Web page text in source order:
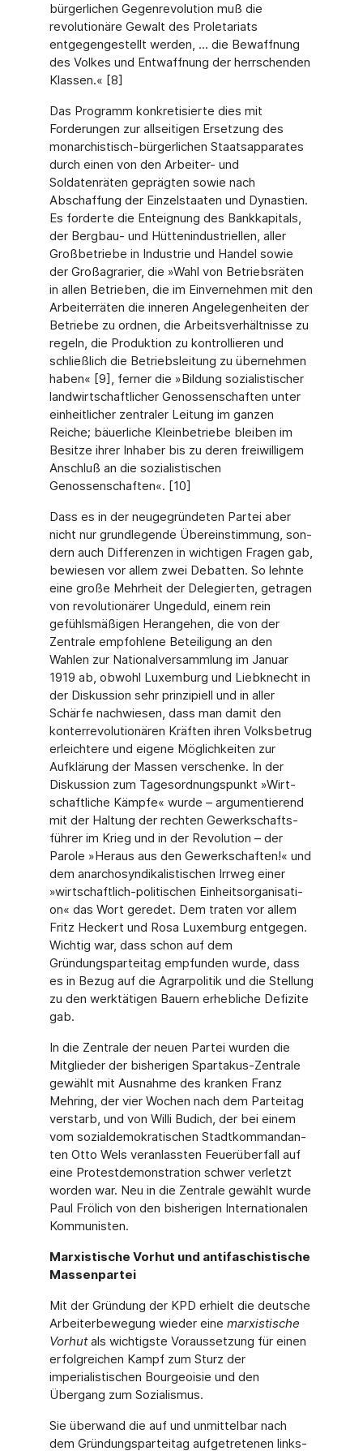
bürgerlichen Gegen­revolution muß die
revolutionäre Gewalt des Proletariats
entgegengestellt werden, ... die Bewaffnung
des Volkes und Entwaffnung der herrschenden
Klassen.« [8]
Das Programm konkretisierte dies mit
Forderungen zur allseitigen Ersetzung des
monar­chistisch-bürgerlichen Staatsapparates
durch einen von den Arbeiter- und
Soldatenräten geprägten sowie nach
Abschaffung der Einzelstaaten und Dynastien.
Es forderte die Ent­eignung des Bankkapitals,
der Bergbau- und Hüttenindustriellen, aller
Großbetriebe in In­dustrie und Handel sowie
der Großagrarier, die »Wahl von Betriebsräten
in allen Betrieben, die im Einvernehmen mit den
Arbeiterräten die inneren Angelegenheiten der
Betriebe zu ord­nen, die Arbeitsverhältnisse zu
regeln, die Produktion zu kontrollieren und
schließlich die Betriebsleitung zu übernehmen
haben« [9], ferner die »Bildung sozialistischer
landwirt­schaftlicher Genossenschaften unter
einheitlicher zentraler Leitung im ganzen
Reiche; bäuerliche Kleinbetriebe bleiben im
Besitze ihrer Inhaber bis zu deren freiwilligem
An­schluß an die so­zialistischen
Genossenschaften«. [10]
Dass es in der neugegründeten Partei aber
nicht nur grundlegende Übereinstimmung, son­
dern auch Differenzen in wichtigen Fragen gab,
bewiesen vor allem zwei Debatten. So lehnte
eine große Mehrheit der Delegierten, getragen
von revolutionärer Ungeduld, einem rein
gefühlsmäßigen Herangehen, die von der
Zentrale empfohlene Beteiligung an den
Wahlen zur Nationalversammlung im Januar
1919 ab, obwohl Luxemburg und Liebknecht in
der Diskussion sehr prinzipiell und in aller
Schärfe nachwiesen, dass man damit den
konterrevolutionären Kräften ihren Volksbetrug
erleichtere und eigene Möglichkeiten zur
Aufklärung der Massen verschenke. In der
Diskussion zum Tagesordnungspunkt »Wirt­
schaftliche Kämpfe« wurde – argumentierend
mit der Haltung der rechten Gewerkschafts­
führer im Krieg und in der Revolution – der
Parole »Heraus aus den Gewerkschaften!« und
dem anarchosyndikalistischen Irrweg einer
»wirtschaftlich-politischen Einheitsorganisati­
on« das Wort geredet. Dem traten vor allem
Fritz Heckert und Rosa Luxemburg entgegen.
Wichtig war, dass schon auf dem
Gründungsparteitag empfunden wurde, dass
es in Bezug auf die Agrarpolitik und die Stellung
zu den werktätigen Bauern erhebliche Defizite
gab.
In die Zentrale der neuen Partei wurden die
Mitglieder der bisherigen Spartakus-Zentrale
gewählt mit Ausnahme des kranken Franz
Mehring, der vier Wochen nach dem Parteitag
verstarb, und von Willi Budich, der bei einem
vom sozialdemokratischen Stadtkommandan­
ten Otto Wels veranlassten Feuerüberfall auf
eine Protestdemonstration schwer verletzt
worden war. Neu in die Zentrale gewählt wurde
Paul Frölich von den bisherigen Internatio­nalen
Kommunisten.
Marxistische Vorhut und antifaschistische
Massenpartei
Mit der Gründung der KPD erhielt die deutsche
Arbeiterbewegung wieder eine marxis­tische
Vorhutals wichtigste Voraussetzung für einen
erfolgreichen Kampf zum Sturz der
imperialistischen Bourgeoisie und den
Übergang zum Sozialismus.
Sie überwand die auf und unmittelbar nach
dem Gründungsparteitag aufgetretenen links­